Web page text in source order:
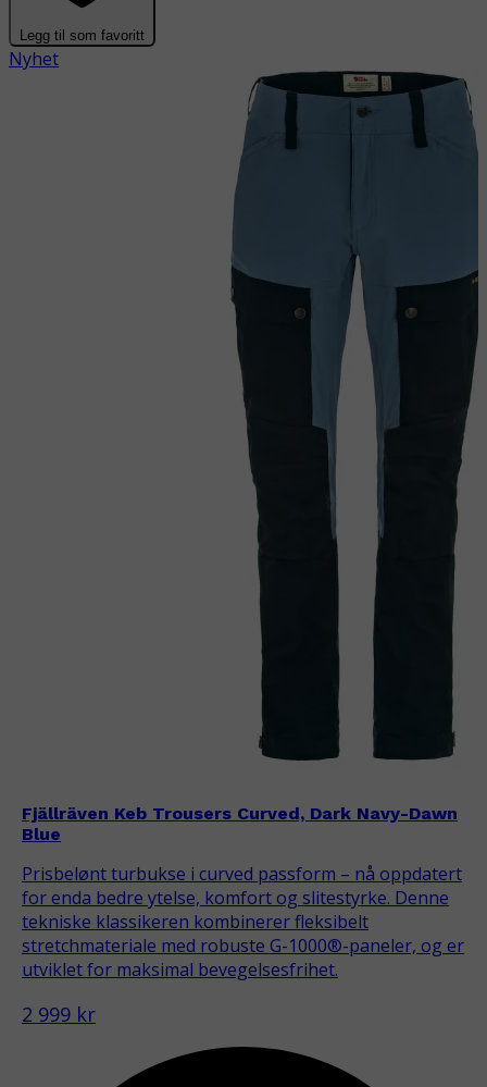
Legg til som favoritt
Nyhet
Fjällräven Keb Trousers Curved, Dark Navy-Dawn
Blue
Prisbelønt turbukse i curved passform – nå oppdatert
for enda bedre ytelse, komfort og slitestyrke. Denne
tekniske klassikeren kombinerer fleksibelt
stretchmateriale med robuste G-1000®-paneler, og er
utviklet for maksimal bevegelsesfrihet.
2 999 kr